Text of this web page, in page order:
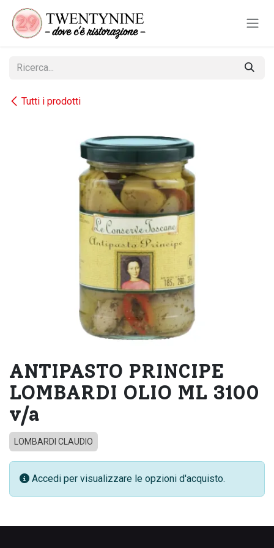
Passa al contenuto
Tutti i prodotti
ANTIPASTO PRINCIPE
LOMBARDI OLIO ML 3100
v/a
LOMBARDI CLAUDIO
Accedi per visualizzare le opzioni d'acquisto.